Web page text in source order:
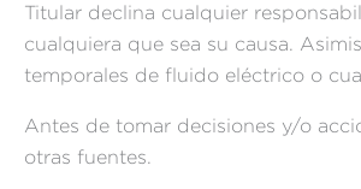
Titular declina cualquier
cualquiera que sea su causa.
temporales de fluido eléctrico o
Antes de tomar decisiones y/o
otras fuentes.